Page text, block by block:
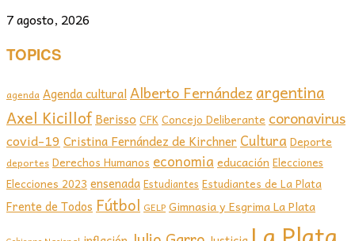
7 agosto, 2026
TOPICS
agenda Agenda culturalAlberto Fernández argentina
Axel Kicillof Berisso CFKConcejo Deliberante coronavirus
covid-19 Cristina Fernández de Kirchner Cultura Deporte
deportes Derechos Humanos economia educación Elecciones
Elecciones 2023 ensenada Estudiantes Estudiantes de La Plata
Frente de Todos Fútbol GELP Gimnasia y Esgrima La Plata